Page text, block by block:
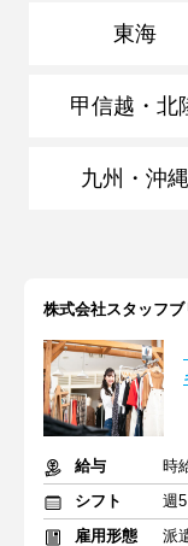
東海
甲信越・北
九州・沖縄
株式会社スタッフ
給与
時
シフト
週
雇用形態
派